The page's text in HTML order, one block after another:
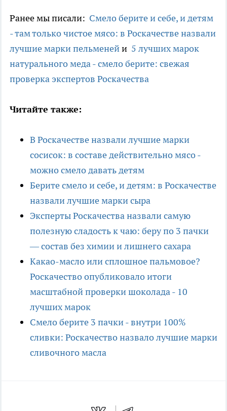
Ранее мы писали: Смело берите и себе, и детям
- там только чистое мясо: в Роскачестве назвали
лучшие марки пельменейи 5 лучших марок
натурального меда - смело берите: свежая
проверка экспертов Роскачества
Читайте также:
В Роскачестве назвали лучшие марки
сосисок: в составе действительно мясо -
можно смело давать детям
Берите смело и себе, и детям: в Роскачестве
назвали лучшие марки сыра
Эксперты Роскачества назвали самую
полезную сладость к чаю: беру по 3 пачки
— состав без химии и лишнего сахара
Какао-масло или сплошное пальмовое?
Роскачество опубликовало итоги
масштабной проверки шоколада - 10
лучших марок
Смело берите 3 пачки - внутри 100%
сливки: Роскачество назвало лучшие марки
сливочного масла